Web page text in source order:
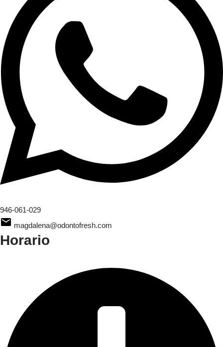
946-061-029
magdalena@odontofresh.com
Horario